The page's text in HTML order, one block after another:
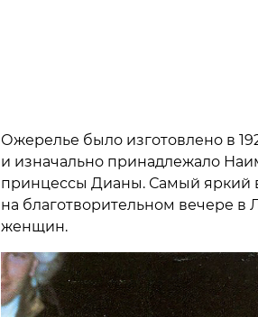
Ожерелье было изготовлено в
и изначально принадлежало
принцессы Дианы. Самый яркий
на благотворительном вечере
женщин.